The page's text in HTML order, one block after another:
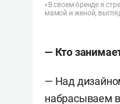
«В своем бренде я
мамой и женой,
— Кто
— Над
набрасываем